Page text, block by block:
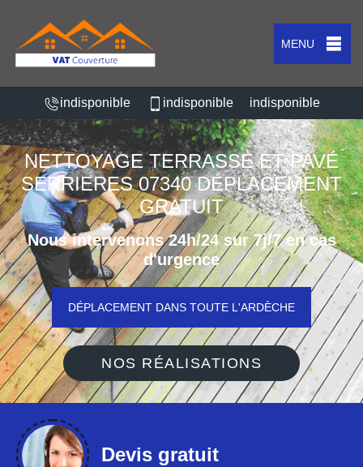
MENU
indisponible indisponible indisponible
NETTOYAGE TERRASSE ET PAVÉ
SERRIERES 07340 DÉPLACEMENT
GRATUIT
Nous intervenons 24h/24 sur 7j/7 en cas
d'urgence
DÉPLACEMENT DANS TOUTE L'ARDÈCHE
NOS RÉALISATIONS
Devis gratuit